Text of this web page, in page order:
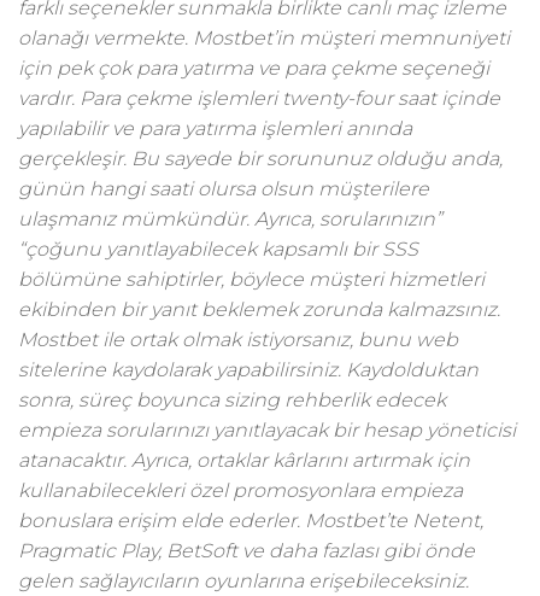
farklı seçenekler sunmakla birlikte canlı maç izleme
olanağı vermekte. Mostbet’in müşteri memnuniyeti
için pek çok para yatırma ve para çekme seçeneği
vardır. Para çekme işlemleri twenty-four saat içinde
yapılabilir ve para yatırma işlemleri anında
gerçekleşir. Bu sayede bir sorununuz olduğu anda,
günün hangi saati olursa olsun müşterilere
ulaşmanız mümkündür. Ayrıca, sorularınızın”
“çoğunu yanıtlayabilecek kapsamlı bir SSS
bölümüne sahiptirler, böylece müşteri hizmetleri
ekibinden bir yanıt beklemek zorunda kalmazsınız.
Mostbet ile ortak olmak istiyorsanız, bunu web
sitelerine kaydolarak yapabilirsiniz. Kaydolduktan
sonra, süreç boyunca sizing rehberlik edecek
empieza sorularınızı yanıtlayacak bir hesap yöneticisi
atanacaktır. Ayrıca, ortaklar kârlarını artırmak için
kullanabilecekleri özel promosyonlara empieza
bonuslara erişim elde ederler. Mostbet’te Netent,
Pragmatic Play, BetSoft ve daha fazlası gibi önde
gelen sağlayıcıların oyunlarına erişebileceksiniz.